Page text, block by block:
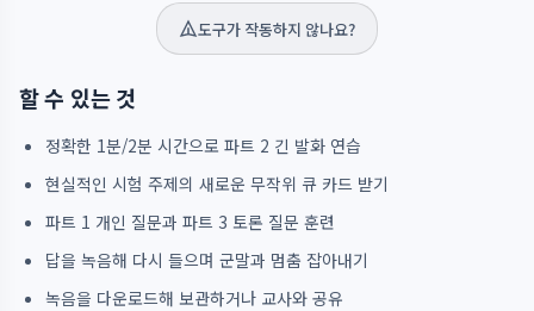
도구가 작동하지 않나요?
할 수 있는 것
정확한 1분/2분 시간으로 파트 2 긴 발화 연습
현실적인 시험 주제의 새로운 무작위 큐 카드 받기
파트 1 개인 질문과 파트 3 토론 질문 훈련
답을 녹음해 다시 들으며 군말과 멈춤 잡아내기
녹음을 다운로드해 보관하거나 교사와 공유